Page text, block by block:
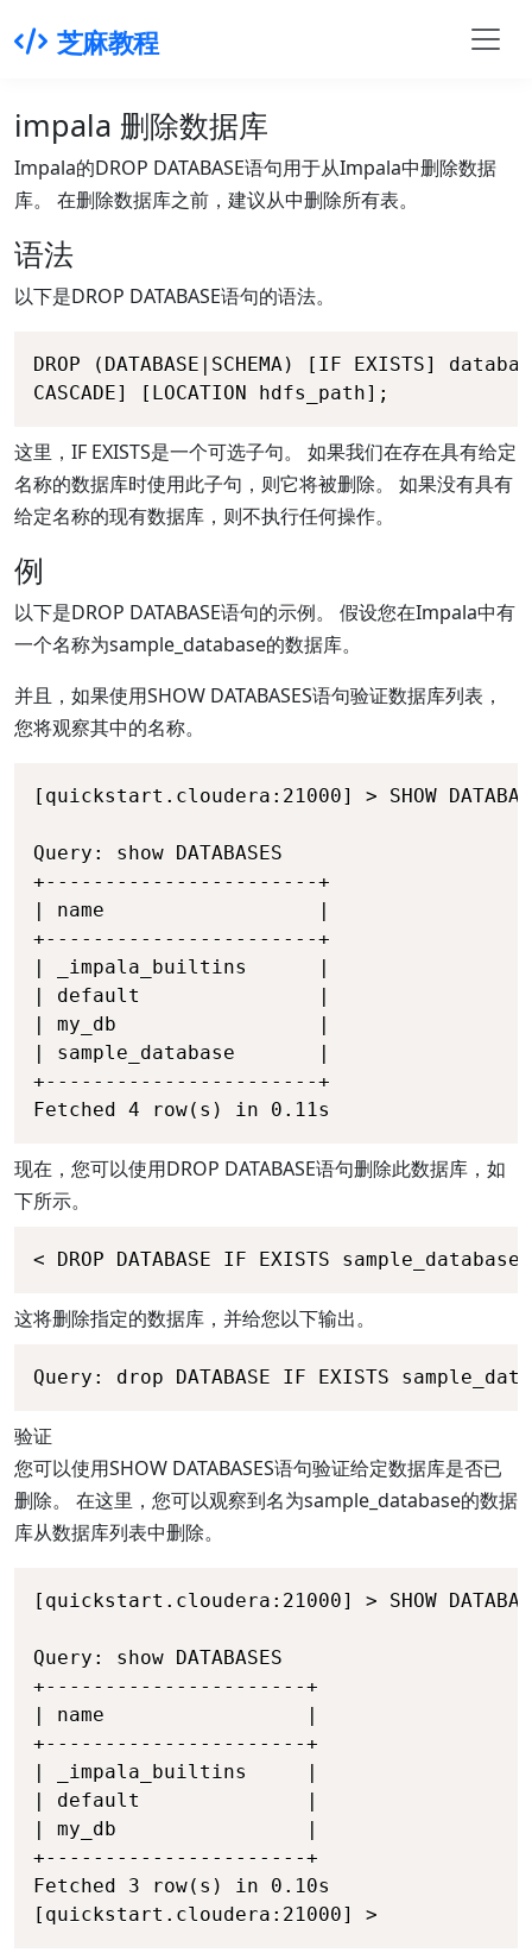
芝麻教程
impala 删除数据库
Impala的DROP DATABASE语句用于从Impala中删除数据
库。 在删除数据库之前，建议从中删除所有表。
语法
以下是DROP DATABASE语句的语法。
DROP (DATABASE|SCHEMA) [IF EXISTS]
CASCADE] [LOCATION hdfs_path];
这里，IF EXISTS是一个可选子句。 如果我们在存在具有给定
名称的数据库时使用此子句，则它将被删除。 如果没有具有
给定名称的现有数据库，则不执行任何操作。
例
以下是DROP DATABASE语句的示例。 假设您在Impala中有
一个名称为sample_database的数据库。
并且，如果使用SHOW DATABASES语句验证数据库列表，
您将观察其中的名称。
[quickstart.cloudera:21000] > SHOW
Query: show DATABASES
+-----------------------+
| name                  |
+-----------------------+
| _impala_builtins      |
| default               |
| my_db                 |
| sample_database       |
+-----------------------+
Fetched 4 row(s) in 0.11s
现在，您可以使用DROP DATABASE语句删除此数据库，如
下所示。
< DROP DATABASE IF EXISTS sample_database;
这将删除指定的数据库，并给您以下输出。
Query: drop DATABASE IF EXISTS
验证
您可以使用SHOW DATABASES语句验证给定数据库是否已
删除。 在这里，您可以观察到名为sample_database的数据
库从数据库列表中删除。
[quickstart.cloudera:21000] > SHOW
Query: show DATABASES
+----------------------+
| name                 |
+----------------------+
| _impala_builtins     |
| default              |
| my_db                |
+----------------------+
Fetched 3 row(s) in 0.10s
[quickstart.cloudera:21000] >